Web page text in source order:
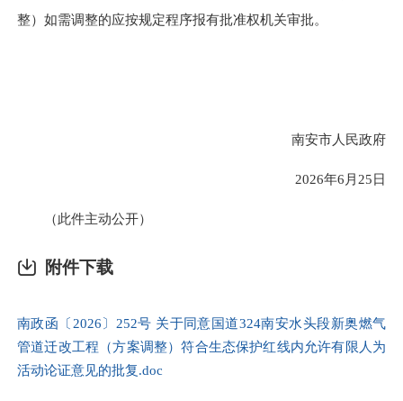
整）如需调整的应按规定程序报有批准权机关审批。
南安市人民政府
2026年6月25日
（此件主动公开）
附件下载
南政函〔2026〕252号 关于同意国道324南安水头段新奥燃气
管道迁改工程（方案调整）符合生态保护红线内允许有限人为
活动论证意见的批复.doc